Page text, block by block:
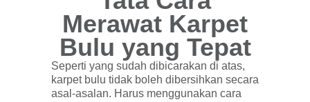
Merawat Karpet
Bulu yang Tepat
Seperti yang sudah dibicarakan di atas,
karpet bulu tidak boleh dibersihkan secara
asal-asalan. Harus menggunakan cara